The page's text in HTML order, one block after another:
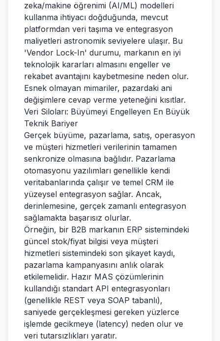
zeka/makine öğrenimi (AI/ML) modelleri
kullanma ihtiyacı doğduğunda, mevcut
platformdan veri taşıma ve entegrasyon
maliyetleri astronomik seviyelere ulaşır. Bu
'Vendor Lock-In' durumu, markanın en iyi
teknolojik kararları almasını engeller ve
rekabet avantajını kaybetmesine neden olur.
Esnek olmayan mimariler, pazardaki ani
değişimlere cevap verme yeteneğini kısıtlar.
Veri Siloları: Büyümeyi Engelleyen En Büyük
Teknik Bariyer
Gerçek büyüme, pazarlama, satış, operasyon
ve müşteri hizmetleri verilerinin tamamen
senkronize olmasına bağlıdır. Pazarlama
otomasyonu yazılımları genellikle kendi
veritabanlarında çalışır ve temel CRM ile
yüzeysel entegrasyon sağlar. Ancak,
derinlemesine, gerçek zamanlı entegrasyon
sağlamakta başarısız olurlar.
Örneğin, bir B2B markanın ERP sistemindeki
güncel stok/fiyat bilgisi veya müşteri
hizmetleri sistemindeki son şikayet kaydı,
pazarlama kampanyasını anlık olarak
etkilemelidir. Hazır MAS çözümlerinin
kullandığı standart API entegrasyonları
(genellikle REST veya SOAP tabanlı),
saniyede gerçekleşmesi gereken yüzlerce
işlemde gecikmeye (latency) neden olur ve
veri tutarsızlıkları yaratır.